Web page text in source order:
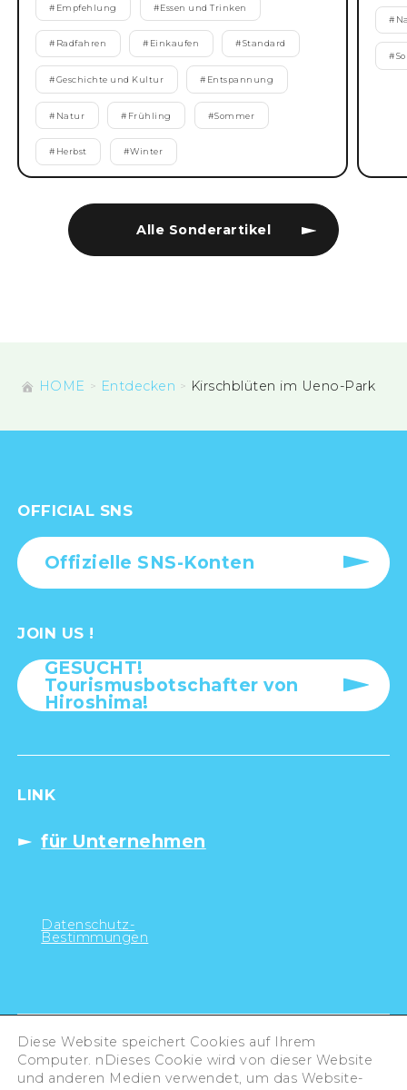
Alle Sonderartikel
# Empfehlung #Essen und Trinken
# Radfahren # Einkaufen #Standard
#Geschichte und Kultur # Entspannung
# Natur # Frühling #Sommer
# Herbst #Winter
#
#
HOME Entdecken Kirschblüten im Ueno-Park
OFFICIAL SNS
Offizielle SNS-Konten
JOIN US !
GESUCHT!
Tourismusbotschafter von
Hiroshima!
LINK
für Unternehmen
Datenschutz-
Bestimmungen
Diese Website speichert Cookies auf Ihrem
Computer. nDieses Cookie wird von dieser Website
und anderen Medien verwendet, um das Website-